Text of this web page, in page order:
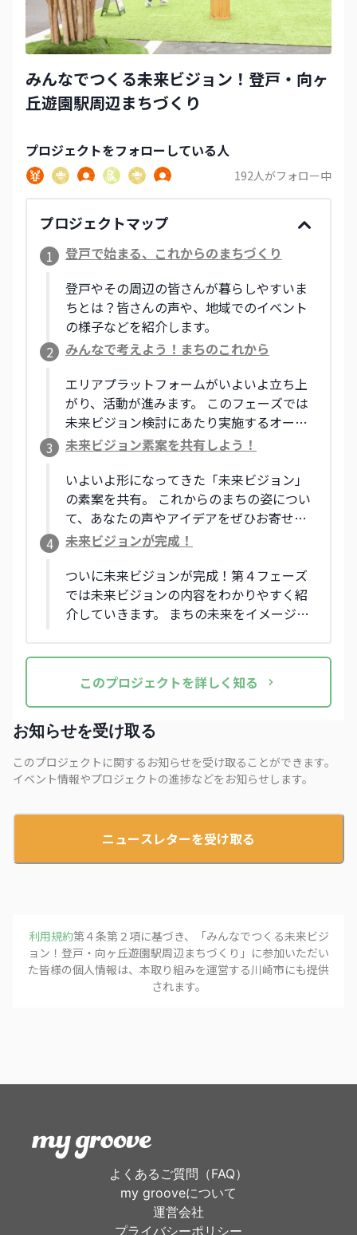
みんなでつくる未来ビジョン！登戸・向ヶ
丘遊園駅周辺まちづくり
プロジェクトをフォローしている人
192人がフォロー中
プロジェクトマップ
1
登戸で始まる、これからのまちづくり
登戸やその周辺の皆さんが暮らしやすいま
ちとは？皆さんの声や、地域でのイベント
の様子などを紹介します。
2
みんなで考えよう！まちのこれから
エリアプラットフォームがいよいよ立ち上
がり、活動が進みます。 このフェーズでは
未来ビジョン検討にあたり実施するオープ
ンミーティングなどの様子をレポートし、
らの登戸・向ヶ丘遊園周辺について、あな
たも一緒に考えてみませんか？
3
未来ビジョン素案を共有しよう！
いよいよ形になってきた「未来ビジョン」
の素案を共有。 これからのまちの姿につい
て、あなたの声やアイデアをぜひお寄せく
ださい。
4
未来ビジョンが完成！
ついに未来ビジョンが完成！第４フェーズ
では未来ビジョンの内容をわかりやすく紹
介していきます。 まちの未来をイメージし
っかけを見つけてみませんか？
このプロジェクトを詳しく知る
お知らせを受け取る
このプロジェクトに関するお知らせを受け取ることができます。
イベント情報やプロジェクトの進捗などをお知らせします。
ニュースレターを受け取る
利用規約第４条第２項に基づき、「みんなでつくる未来ビジ
ョン！登戸・向ヶ丘遊園駅周辺まちづくり 」に参加いただい
た皆様の個人情報は、本取り組みを運営する川崎市にも提供
されます。
よくあるご質問（FAQ）
my grooveについて
運営会社
プライバシーポリシー